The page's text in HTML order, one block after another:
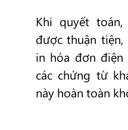
Khi quyết
được thuận tiện,
in hóa đơn
các chứng từ
này hoàn toàn